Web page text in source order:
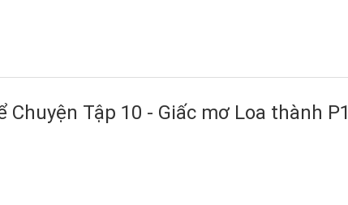
Chuyện Tập 10 - Giấc mơ Loa thành P1